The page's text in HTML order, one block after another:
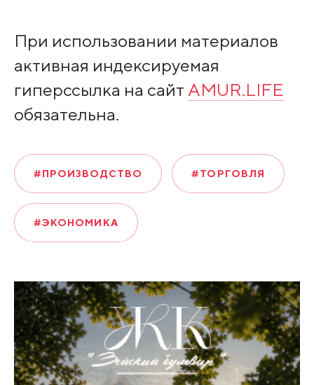
При использовании материалов
активная индексируемая
гиперссылка на сайт AMUR.LIFE
обязательна.
#ПРОИЗВОДСТВО #ТОРГОВЛЯ
#ЭКОНОМИКА